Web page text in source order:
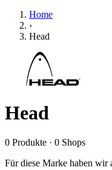
Home
›
Head
Head
0 Produkte · 0 Shops
Für diese Marke haben wir